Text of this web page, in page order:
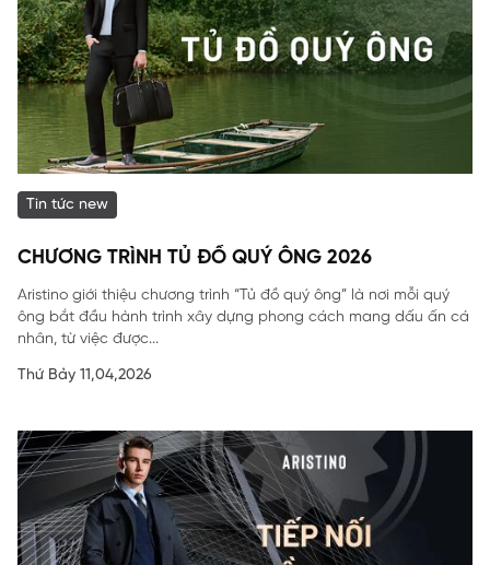
Tin tức new
CHƯƠNG TRÌNH TỦ ĐỒ QUÝ ÔNG 2026
Aristino giới thiệu chương trình “Tủ đồ quý ông” là nơi mỗi quý
ông bắt đầu hành trình xây dựng phong cách mang dấu ấn cá
nhân, từ việc được...
Thứ Bảy 11,04,2026